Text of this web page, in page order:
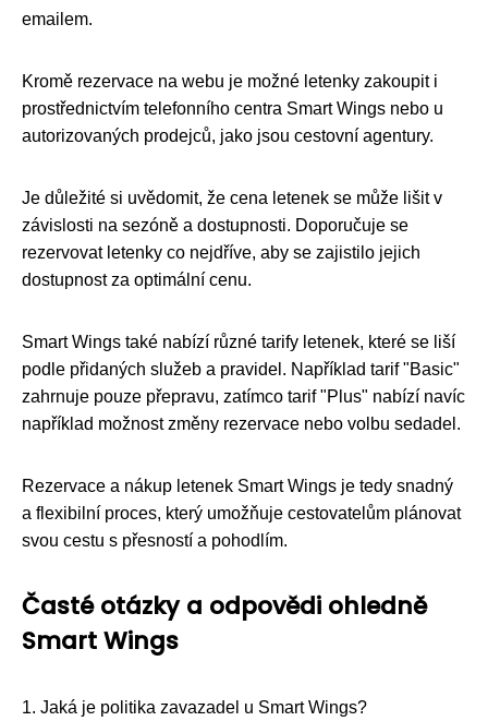
emailem.
Kromě rezervace na webu je možné letenky zakoupit i
prostřednictvím telefonního centra Smart Wings nebo u
autorizovaných prodejců, jako jsou cestovní agentury.
Je důležité si uvědomit, že cena letenek se může lišit v
závislosti na sezóně a dostupnosti. Doporučuje se
rezervovat letenky co nejdříve, aby se zajistilo jejich
dostupnost za optimální cenu.
Smart Wings také nabízí různé tarify letenek, které se liší
podle přidaných služeb a pravidel. Například tarif "Basic"
zahrnuje pouze přepravu, zatímco tarif "Plus" nabízí navíc
například možnost změny rezervace nebo volbu sedadel.
Rezervace a nákup letenek Smart Wings je tedy snadný
a flexibilní proces, který umožňuje cestovatelům plánovat
svou cestu s přesností a pohodlím.
Časté otázky a odpovědi ohledně
Smart Wings
1. Jaká je politika zavazadel u Smart Wings?